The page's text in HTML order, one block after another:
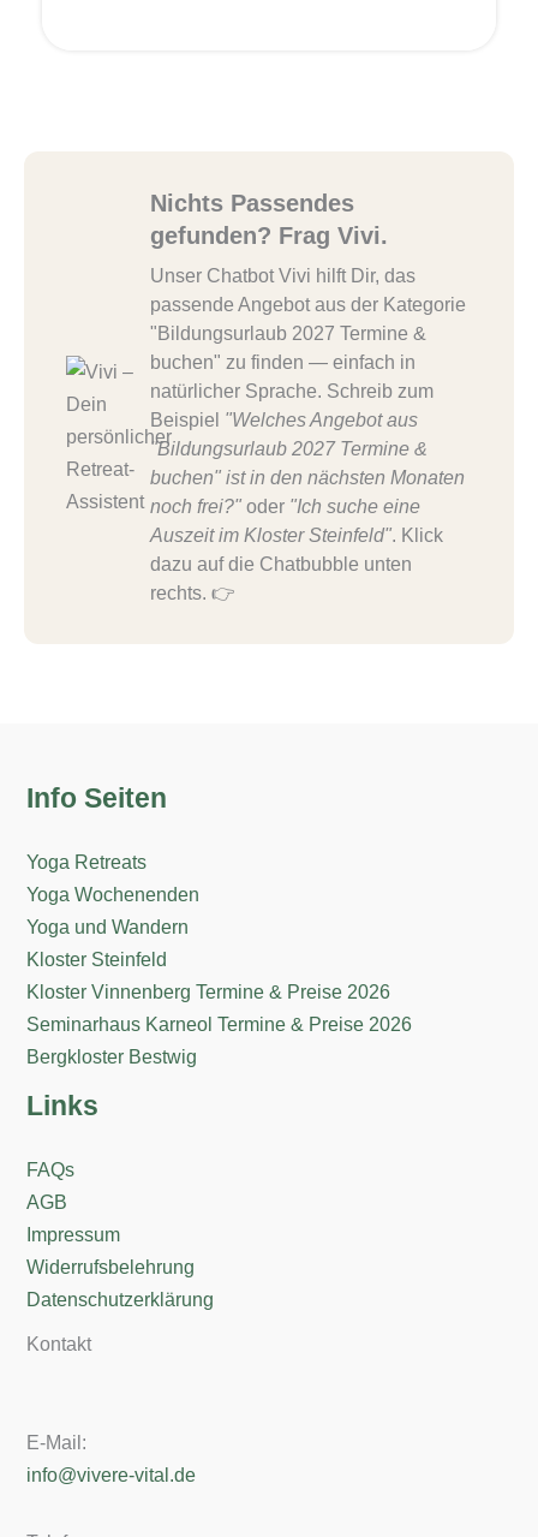
Nichts Passendes
gefunden? Frag Vivi.
Unser Chatbot Vivi hilft Dir, das
passende Angebot aus der Kategorie
"Bildungsurlaub 2027 Termine &
buchen" zu finden — einfach in
natürlicher Sprache. Schreib zum
Beispiel "Welches Angebot aus
"Bildungsurlaub 2027 Termine &
buchen" ist in den nächsten Monaten
noch frei?" oder "Ich suche eine
Auszeit im Kloster Steinfeld". Klick
dazu auf die Chatbubble unten
rechts. 👉
Info Seiten
Yoga Retreats
Yoga Wochenenden
Yoga und Wandern
Kloster Steinfeld
Kloster Vinnenberg Termine & Preise 2026
Seminarhaus Karneol Termine & Preise 2026
Bergkloster Bestwig
Links
FAQs
AGB
Impressum
Widerrufsbelehrung
Datenschutzerklärung
Kontakt
E-Mail:
info@vivere-vital.de